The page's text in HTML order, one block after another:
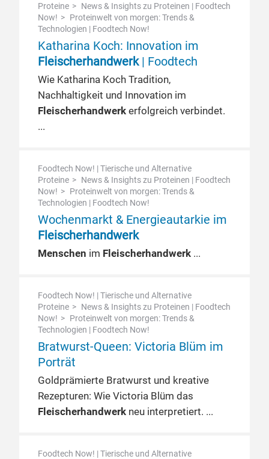
Proteine
News & Insights zu Proteinen | Foodtech
Now!
Proteinwelt von morgen: Trends &
Technologien | Foodtech Now!
Katharina Koch: Innovation im
Fleischerhandwerk| Foodtech
Wie Katharina Koch Tradition,
Nachhaltigkeit und Innovation im
Fleischerhandwerk erfolgreich verbindet.
Foodtech Now! | Tierische und Alternative
Proteine
News & Insights zu Proteinen | Foodtech
Now!
Proteinwelt von morgen: Trends &
Technologien | Foodtech Now!
Wochenmarkt & Energieautarkie im
Fleischerhandwerk
Menschen im Fleischerhandwerk
Foodtech Now! | Tierische und Alternative
Proteine
News & Insights zu Proteinen | Foodtech
Now!
Proteinwelt von morgen: Trends &
Technologien | Foodtech Now!
Bratwurst-Queen: Victoria Blüm im
Porträt
Goldprämierte Bratwurst und kreative
Rezepturen: Wie Victoria Blüm das
Fleischerhandwerk neu interpretiert.
Foodtech Now! | Tierische und Alternative